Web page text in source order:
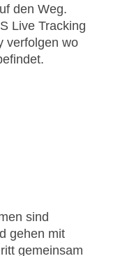
den Weg.
Live Tracking
verfolgen wo
sind
gehen mit
gemeinsam